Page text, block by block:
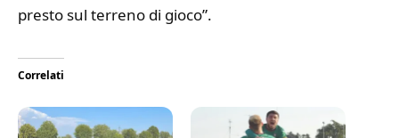
presto sul terreno di gioco”.
Correlati